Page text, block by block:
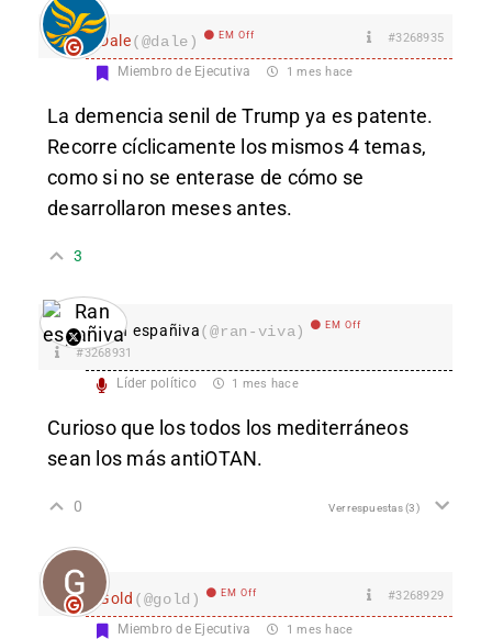
Dale(@dale) EM Off #3268935
Miembro de Ejecutiva 1 mes hace
La demencia senil de Trump ya es patente.
Recorre cíclicamente los mismos 4 temas,
como si no se enterase de cómo se
desarrollaron meses antes.
3
Ran españiva(@ran-viva) EM Off
#3268931
Líder político 1 mes hace
Curioso que los todos los mediterráneos
sean los más antiOTAN.
0 Ver respuestas(3)
Gold (@gold) EM Off #3268929
Miembro de Ejecutiva 1 mes hace